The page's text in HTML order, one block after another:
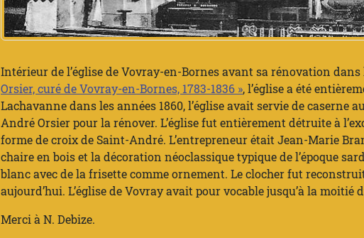
Intérieur de l’église de Vovray-en-Bornes avant sa rénovation dans
Orsier, curé de Vovray-en-Bornes, 1783-1836 », l’église a été
Lachavanne dans les années 1860, l’église avait servie de
André Orsier pour la rénover. L’église fut entièrement détruite à
forme de croix de Saint-André. L’entrepreneur était Jean-Marie
chaire en bois et la décoration néoclassique typique de l’époque
blanc avec de la frisette comme ornement. Le clocher fut
aujourd’hui. L’église de Vovray avait pour vocable jusqu’à la
Merci à N. Debize.